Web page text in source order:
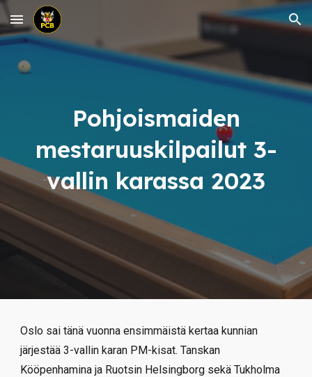
Skip to main content Skip to navigation
Pohjoismaiden
mestaruuskilpailut 3-
vallin karassa 2023
Oslo sai tänä vuonna ensimmäistä kertaa kunnian
järjestää 3-vallin karan PM-kisat. Tanskan
Kööpenhamina ja Ruotsin Helsingborg sekä Tukholma